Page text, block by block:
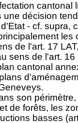
cantonal
décision
- cf. supra,
les
de l'art. 17 LAT
sens de l'art. 16
cantonal
son
de forêts, les
basses